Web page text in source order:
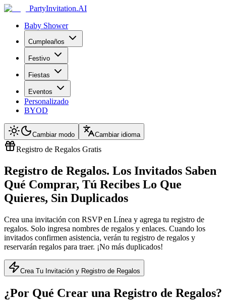
PartyInvitation.AI
Baby Shower
Cumpleaños
Festivo
Fiestas
Eventos
Personalizado
BYOD
Cambiar modo Cambiar idioma
Registro de Regalos Gratis
Registro de Regalos. Los Invitados Saben
Qué Comprar, Tú Recibes Lo Que
Quieres, Sin Duplicados
Crea una invitación con RSVP en Línea y agrega tu registro de
regalos. Solo ingresa nombres de regalos y enlaces. Cuando los
invitados confirmen asistencia, verán tu registro de regalos y
reservarán regalos para traer. ¡No más duplicados!
Crea Tu Invitación y Registro de Regalos
¿Por Qué Crear una Registro de Regalos?